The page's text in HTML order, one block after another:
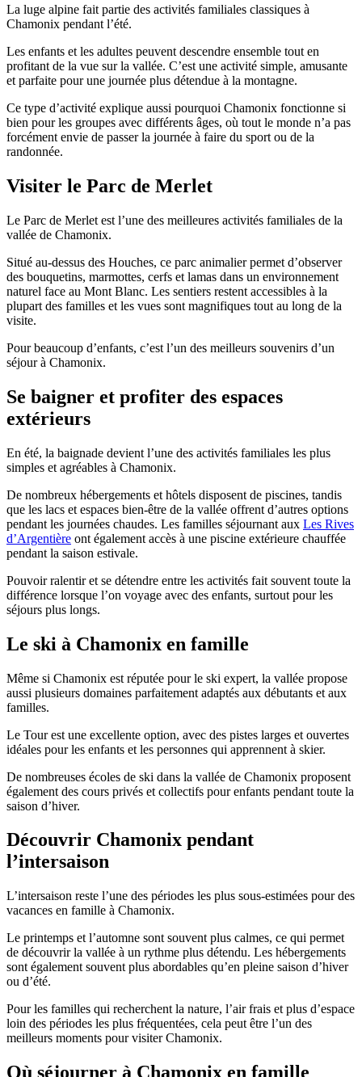
La luge alpine fait partie des activités familiales classiques à
Chamonix pendant l’été.
Les enfants et les adultes peuvent descendre ensemble tout en
profitant de la vue sur la vallée. C’est une activité simple, amusante
et parfaite pour une journée plus détendue à la montagne.
Ce type d’activité explique aussi pourquoi Chamonix fonctionne si
bien pour les groupes avec différents âges, où tout le monde n’a pas
forcément envie de passer la journée à faire du sport ou de la
randonnée.
Visiter le Parc de Merlet
Le Parc de Merlet est l’une des meilleures activités familiales de la
vallée de Chamonix.
Situé au-dessus des Houches, ce parc animalier permet d’observer
des bouquetins, marmottes, cerfs et lamas dans un environnement
naturel face au Mont Blanc. Les sentiers restent accessibles à la
plupart des familles et les vues sont magnifiques tout au long de la
visite.
Pour beaucoup d’enfants, c’est l’un des meilleurs souvenirs d’un
séjour à Chamonix.
Se baigner et profiter des espaces
extérieurs
En été, la baignade devient l’une des activités familiales les plus
simples et agréables à Chamonix.
De nombreux hébergements et hôtels disposent de piscines, tandis
que les lacs et espaces bien-être de la vallée offrent d’autres options
pendant les journées chaudes. Les familles séjournant aux Les Rives
d’Argentière ont également accès à une piscine extérieure chauffée
pendant la saison estivale.
Pouvoir ralentir et se détendre entre les activités fait souvent toute la
différence lorsque l’on voyage avec des enfants, surtout pour les
séjours plus longs.
Le ski à Chamonix en famille
Même si Chamonix est réputée pour le ski expert, la vallée propose
aussi plusieurs domaines parfaitement adaptés aux débutants et aux
familles.
Le Tour est une excellente option, avec des pistes larges et ouvertes
idéales pour les enfants et les personnes qui apprennent à skier.
De nombreuses écoles de ski dans la vallée de Chamonix proposent
également des cours privés et collectifs pour enfants pendant toute la
saison d’hiver.
Découvrir Chamonix pendant
l’intersaison
L’intersaison reste l’une des périodes les plus sous-estimées pour des
vacances en famille à Chamonix.
Le printemps et l’automne sont souvent plus calmes, ce qui permet
de découvrir la vallée à un rythme plus détendu. Les hébergements
sont également souvent plus abordables qu’en pleine saison d’hiver
ou d’été.
Pour les familles qui recherchent la nature, l’air frais et plus d’espace
loin des périodes les plus fréquentées, cela peut être l’un des
meilleurs moments pour visiter Chamonix.
Où séjourner à Chamonix en famille